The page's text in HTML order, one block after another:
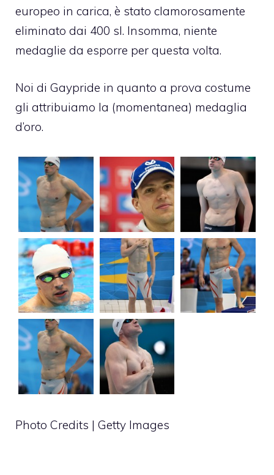
europeo in carica, è stato clamorosamente
eliminato dai 400 sl. Insomma, niente
medaglie da esporre per questa volta.
Noi di Gaypride in quanto a prova costume
gli attribuiamo la (momentanea) medaglia
d’oro.
Photo Credits | Getty Images